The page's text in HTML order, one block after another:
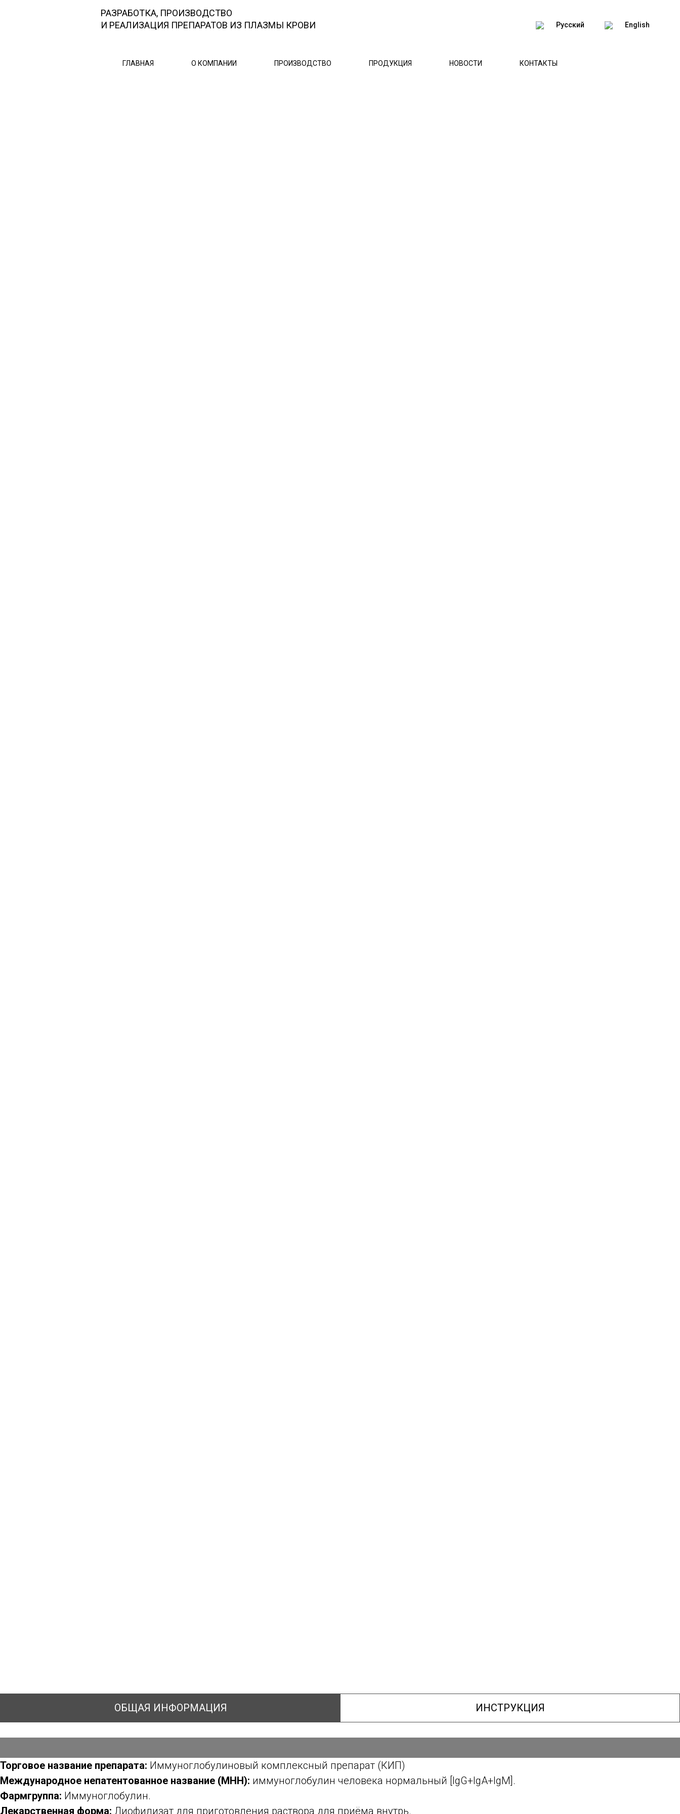
РАЗРАБОТКА, ПРОИЗВОДСТВО
И РЕАЛИЗАЦИЯ ПРЕПАРАТОВ ИЗ ПЛАЗМЫ КРОВИ
Русский English
ГЛАВНАЯ О КОМПАНИИ ПРОИЗВОДСТВО ПРОДУКЦИЯ НОВОСТИ КОНТАКТЫ
ОБЩАЯ ИНФОРМАЦИЯ ИНСТРУКЦИЯ
Торговое название препарата: Иммуноглобулиновый комплексный препарат (КИП)
Международное непатентованное название (МНН): иммуноглобулин человека нормальный [IgG+IgA+IgM].
Фармгруппа: Иммуноглобулин.
Лекарственная форма: Лиофилизат для приготовления раствора для приёма внутрь.